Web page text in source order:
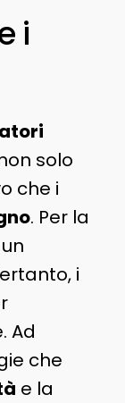
i
solo
che i
. Per la
i
Ad
che
e la